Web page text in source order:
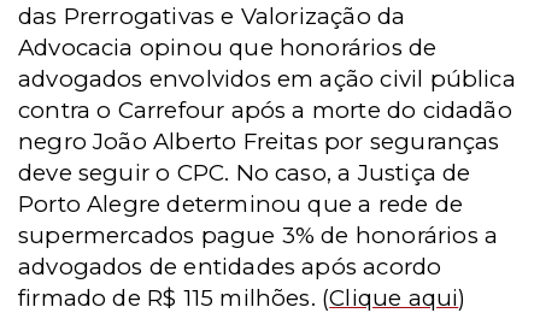
das Prerrogativas e Valorização da
Advocacia opinou que honorários de
advogados envolvidos em ação civil pública
contra o Carrefour após a morte do cidadão
negro João Alberto Freitas por seguranças
deve seguir o CPC. No caso, a Justiça de
Porto Alegre determinou que a rede de
supermercados pague 3% de honorários a
advogados de entidades após acordo
firmado de R$ 115 milhões. (Clique aqui)